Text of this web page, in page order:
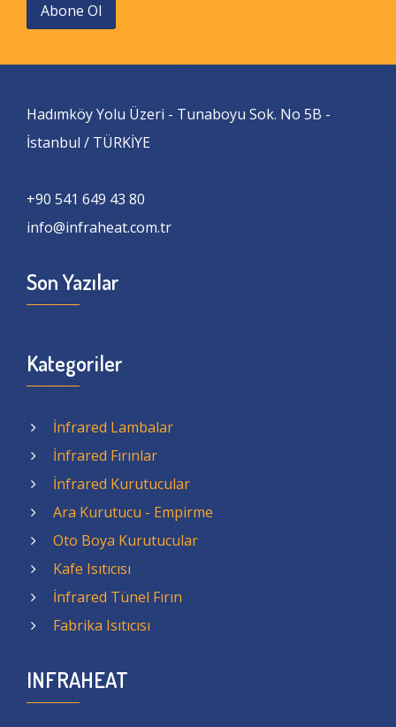
Abone Ol
Hadımköy Yolu Üzeri - Tunaboyu Sok. No 5B -
İstanbul / TÜRKİYE
+90 541 649 43 80
info@infraheat.com.tr
Son Yazılar
Kategoriler
İnfrared Lambalar
İnfrared Fırınlar
İnfrared Kurutucular
Ara Kurutucu - Empirme
Oto Boya Kurutucular
Kafe Isıtıcısı
İnfrared Tünel Fırın
Fabrika Isıtıcısı
INFRAHEAT